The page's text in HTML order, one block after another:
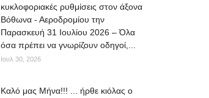
κυκλοφοριακές ρυθμίσεις στον άξονα
Βόθωνα - Αεροδρομίου την
Παρασκευή 31 Ιουλίου 2026 – Όλα
όσα πρέπει να γνωρίζουν οδηγοί,...
Ιουλ 30, 2026
Kαλό μας Μήνα!!! ... ήρθε κιόλας ο